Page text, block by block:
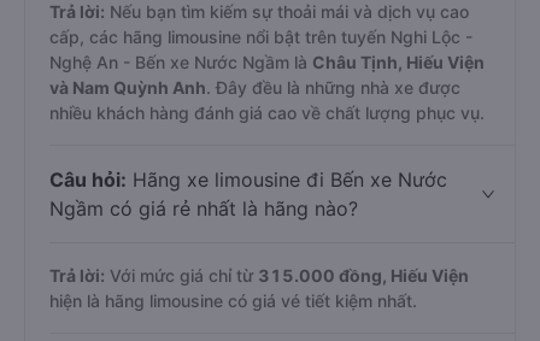
Trả lời: Nếu bạn tìm kiếm sự thoải mái và dịch vụ cao
cấp, các hãng limousine nổi bật trên tuyến Nghi Lộc -
Nghệ An - Bến xe Nước Ngầm là Châu Tịnh, Hiếu Viện
và Nam Quỳnh Anh. Đây đều là những nhà xe được
nhiều khách hàng đánh giá cao về chất lượng phục vụ.
Câu hỏi: Hãng xe limousine đi Bến xe Nước
Ngầm có giá rẻ nhất là hãng nào?
Trả lời: Với mức giá chỉ từ 315.000 đồng, Hiếu Viện
hiện là hãng limousine có giá vé tiết kiệm nhất.